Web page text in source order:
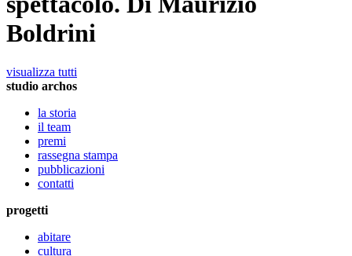
Boldrini
visualizza tutti
studio archos
la storia
il team
premi
rassegna stampa
pubblicazioni
contatti
progetti
abitare
cultura